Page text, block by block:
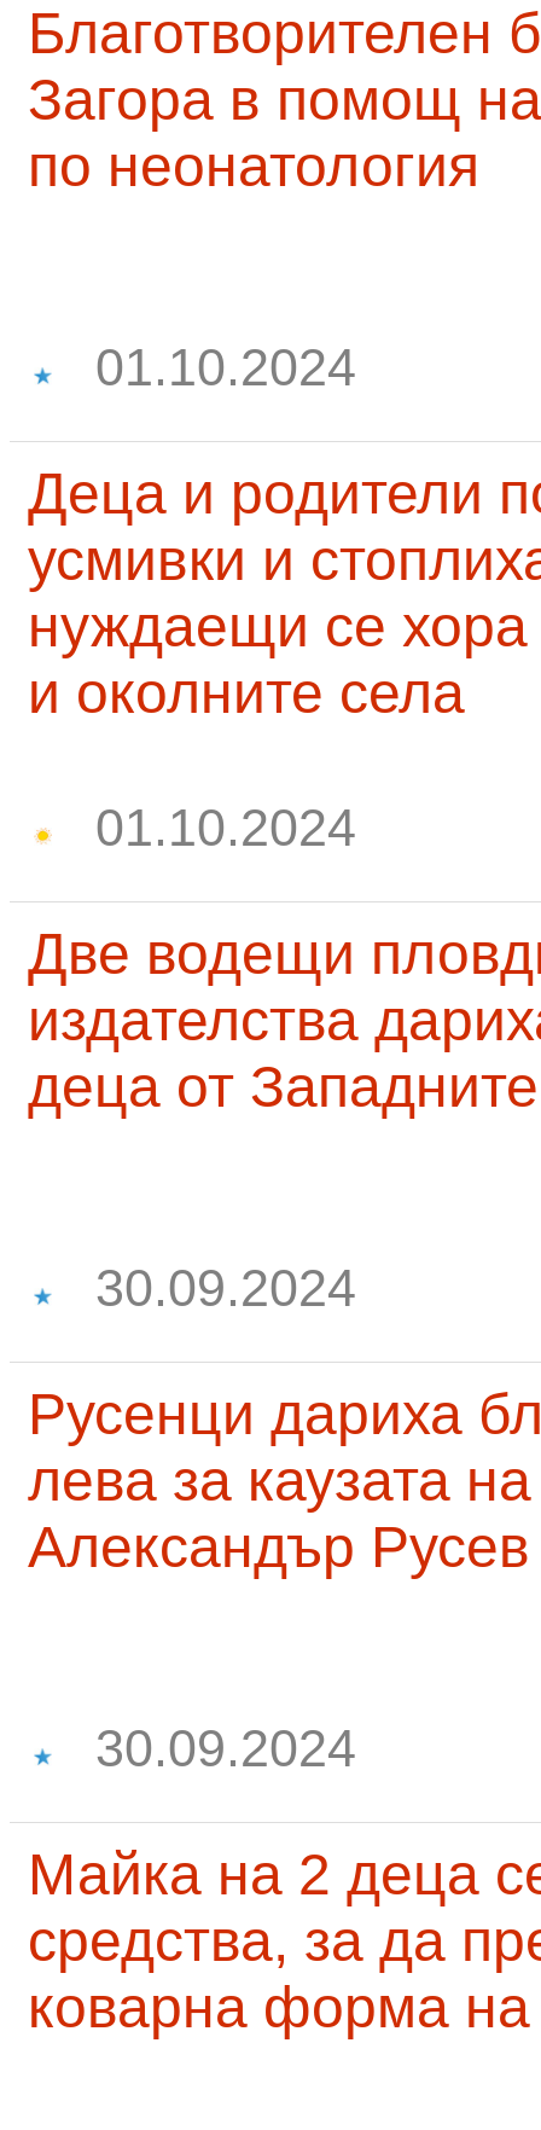
Благотворителен
Загора в помощ
по неонатология
01.10.2024
Деца и родители
усмивки и
нуждаещи се
и околните села
01.10.2024
Две водещи
издателства
деца от
30.09.2024
Русенци дариха
лева за каузата
Александър Русев
30.09.2024
Майка на 2 деца
средства, за да
коварна форма на